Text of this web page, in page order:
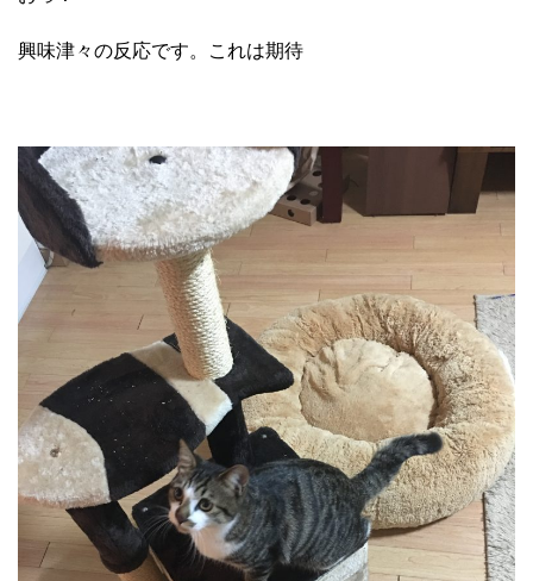
興味津々の反応です。これは期待